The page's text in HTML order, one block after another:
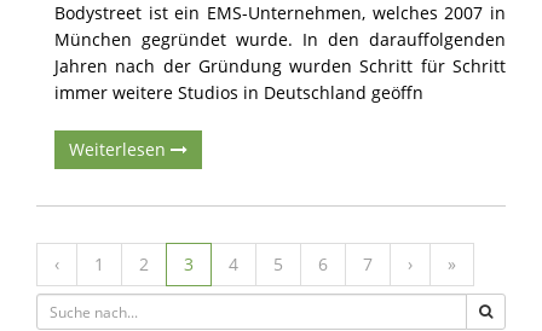
Bodystreet ist ein EMS-Unternehmen, welches 2007 in
München gegründet wurde. In den darauffolgenden
Jahren nach der Gründung wurden Schritt für Schritt
immer weitere Studios in Deutschland geöffn
Weiterlesen
‹ 1 2 3 4 5 6 7 › »